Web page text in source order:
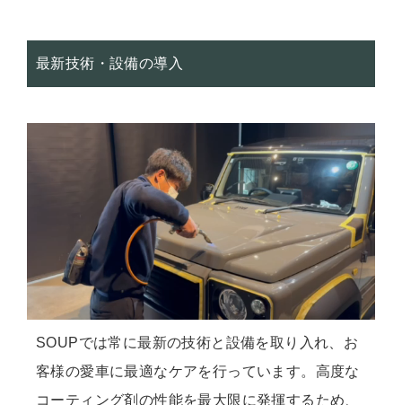
最新技術・設備の導入
SOUPでは常に最新の技術と設備を取り入れ、お
客様の愛車に最適なケアを行っています。高度な
コーティング剤の性能を最大限に発揮するため、